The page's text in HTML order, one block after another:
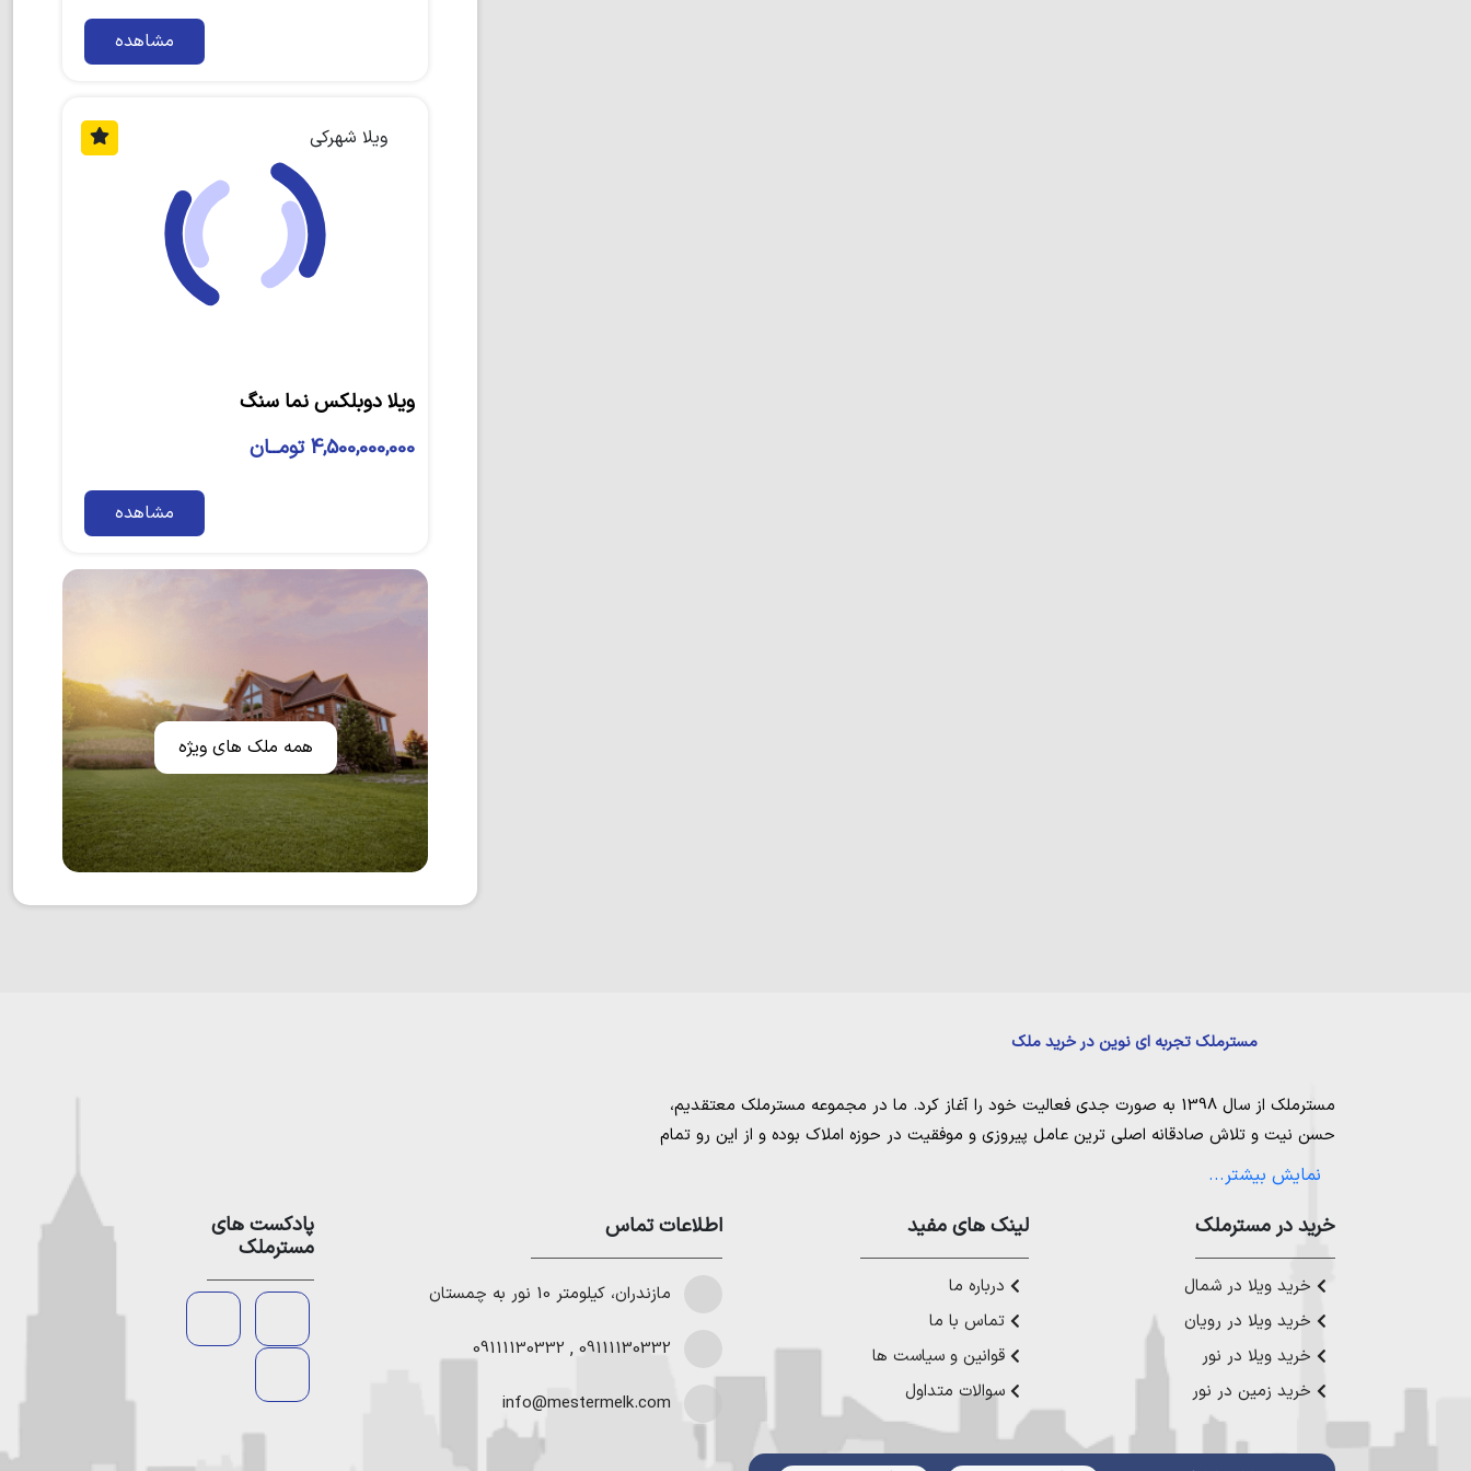
مشاهده
ویلا شهرکی
ویلا دوبلکس نما سنگ
4,500,000,000 تومــان
مشاهده
همه ملک های ویژه
مسترملک تجربه ای نوین در خرید ملک
مسترملک از سال 1398 به صورت جدی فعالیت خود را آغاز کرد. ما در مجموعه مسترملک معتقدیم،
حسن نیت و تلاش صادقانه اصلی ترین عامل پیروزی و موفقیت در حوزه املاک بوده و از این رو تمام
مساعی خویش را به کار میگیریم تا بتوانیم با صداقت کامل بهترین ها را برای مشتریانمان به ارمغان
ملک در شمال،خرید زمین در نور خرید زمین در چمستان،خرید زمین در نوشهر
خرید زمین در
رویان،خرید زمین در محمودآباد خرید ویلا در شمال،خرید ویلا در نور
خرید ویلا در
چمستان ،خرید ویلا در نوشهر خرید ویلا در محمودآبادو
عزیز خدمت کنیم.
نمایش بیشتر...
خرید در مستر‌ملک
خرید ویلا در شمال
خرید ویلا در رویان
خرید ویلا در نور
خرید زمین در نور
لینک های مفید
درباره ما
تماس با ما
قوانین و سیاست ها
سوالات متداول
اطلاعات تماس
مازندران، کیلومتر 10 نور به چمستان
09111130332
,
09111130332
info@mestermelk.com
پادکست های
مسترملک